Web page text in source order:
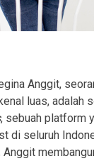
Anggit,
luas, adalah
, sebuah platform
di seluruh